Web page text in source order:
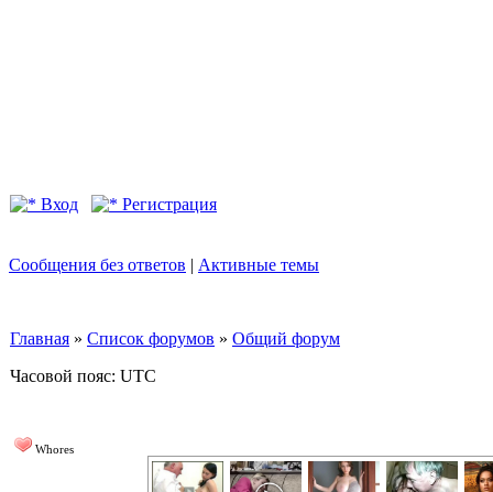
Вход Регистрация
Сообщения без ответов | Активные темы
Главная » Список форумов » Общий форум
Часовой пояс: UTC
Whores